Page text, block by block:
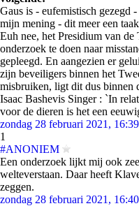
Gaus is - eufemistisch gezegd
mijn mening - dit meer een
Euh nee, het Presidium van
onderzoek te doen naar
gepleegd. En aangezien er
zijn beveiligers binnen het
misbruiken, ligt dit dus binnen
Isaac Bashevis Singer : `In
voor de dieren is het een
zondag 28 februari 2021,
1
#ANONIEM
Een onderzoek lijkt mij ook
welteverstaan. Daar heeft
zeggen.
zondag 28 februari 2021,